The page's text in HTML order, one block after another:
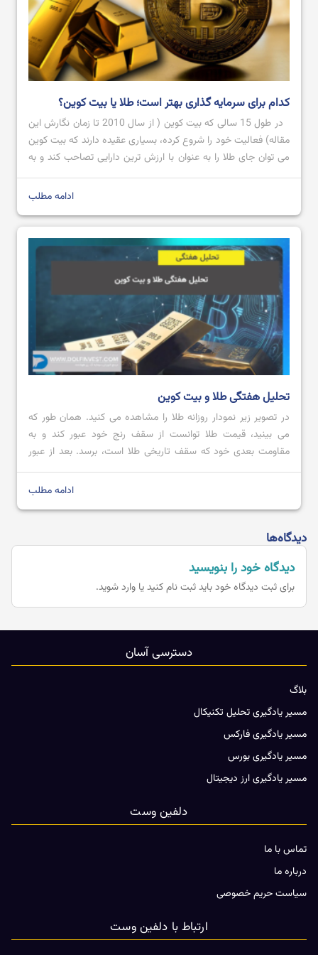
کدام برای سرمایه گذاری بهتر است؛ طلا یا بیت کوین؟
در طول 15 سالی که بیت کوین ( از سال 2010 تا زمان نگارش این
مقاله) فعالیت خود را شروع کرده، بسیاری عقیده دارند که بیت کوین
می توان جای طلا را به عنوان با ارزش ترین دارایی تصاحب کند و به
عنوان طلای دیجیتال شناخته شود؛ اما تاکنون که چنین اتفاقی
ادامه مطلب
تحلیل هفتگی طلا و بیت کوین
در تصویر زیر نمودار روزانه طلا را مشاهده می کنید. همان طور که
می بینید، قیمت طلا توانست از سقف رنج خود عبور کند و به
مقاومت بعدی خود که سقف تاریخی طلا است، برسد. بعد از عبور
قیمت از محدوده مقاومتی 2728.80 تا 2711.57 با کندل صعودی
ادامه مطلب
دیدگاه‌ها
دیدگاه خود را بنویسید
برای ثبت دیدگاه خود بایدثبت نام کنید یا وارد شوید.
دسترسی آسان
بلاگ
مسیر یادگیری تحلیل تکنیکال
مسیر یادگیری فارکس
مسیر یادگیری بورس
مسیر یادگیری ارز دیجیتال
دلفین وست
تماس با ما
درباره ما
سیاست حریم خصوصی
ارتباط با دلفین وست